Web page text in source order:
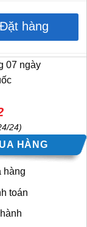
hàng
07 ngày
24)
HÀNG
hàng
toán